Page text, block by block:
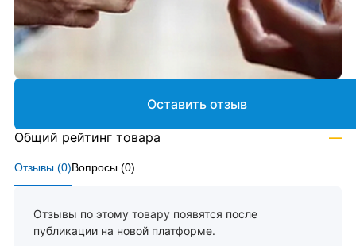
Отзывы (0)Вопросы (0)
Отзывы по этому товару появятся после
публикации на новой платформе.
Оставить отзыв
Общий рейтинг товара —